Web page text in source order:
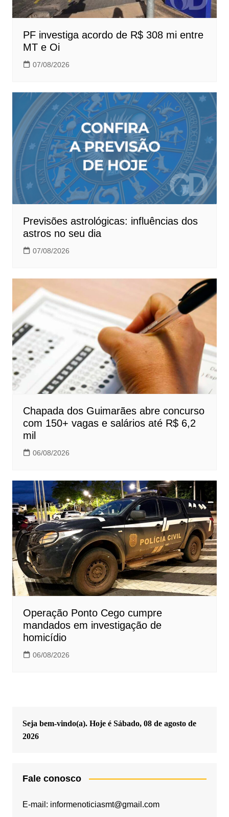
PF investiga acordo de R$ 308 mi entre
MT e Oi
07/08/2026
Previsões astrológicas: influências dos
astros no seu dia
07/08/2026
Chapada dos Guimarães abre concurso
com 150+ vagas e salários até R$ 6,2
mil
06/08/2026
Operação Ponto Cego cumpre
mandados em investigação de
homicídio
06/08/2026
Seja bem-vindo(a). Hoje é Sábado, 08 de agosto de
2026
Fale conosco
E-mail: informenoticiasmt@gmail.com